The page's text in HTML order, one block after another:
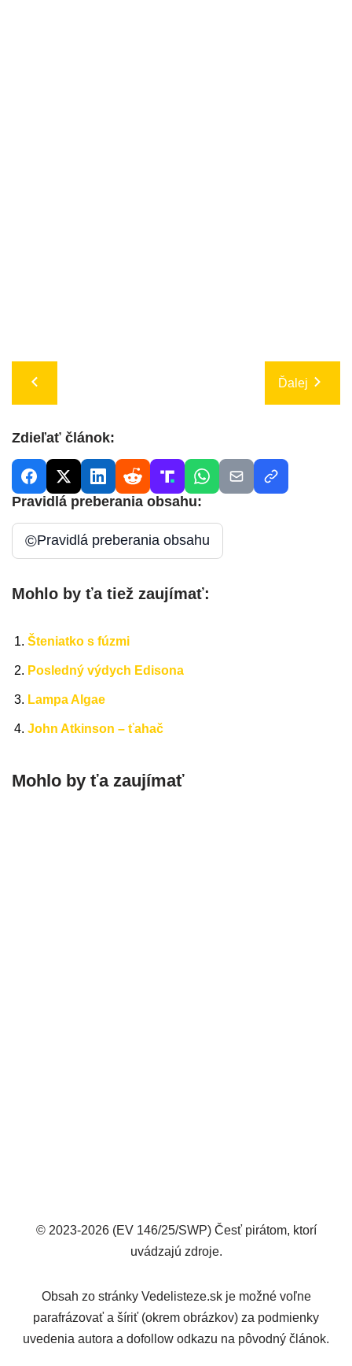
Ďalej
Zdieľať článok:
Pravidlá preberania obsahu:
©Pravidlá preberania obsahu
Mohlo by ťa tiež zaujímať:
Šteniatko s fúzmi
Posledný výdych Edisona
Lampa Algae
John Atkinson – ťahač
Mohlo by ťa zaujímať
© 2023-2026 (EV 146/25/SWP) Česť pirátom, ktorí
uvádzajú zdroje.
Obsah zo stránky Vedelisteze.sk je možné voľne
parafrázovať a šíriť (okrem obrázkov) za podmienky
uvedenia autora a dofollow odkazu na pôvodný článok.